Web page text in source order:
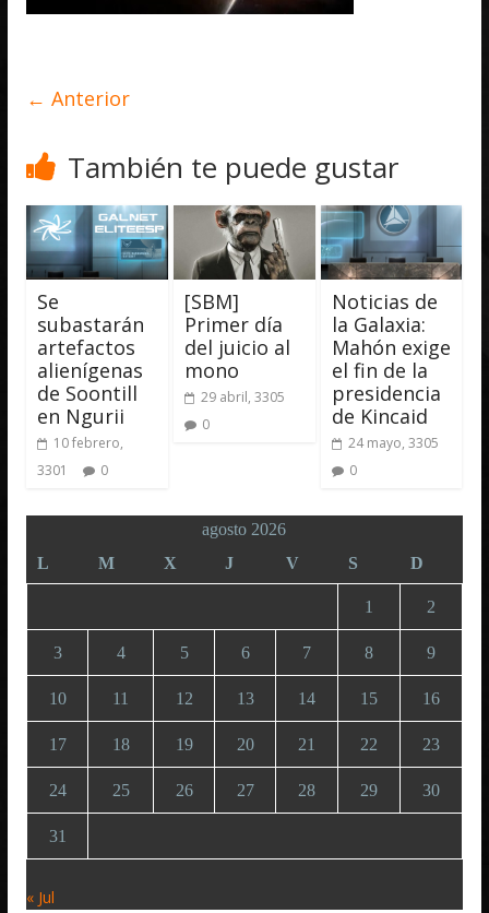
← Anterior
También te puede gustar
Se
subastarán
artefactos
alienígenas
de Soontill
en Ngurii
10 febrero,
3301
0
[SBM]
Primer día
del juicio al
mono
29 abril, 3305
0
Noticias de
la Galaxia:
Mahón exige
el fin de la
presidencia
de Kincaid
24 mayo, 3305
0
agosto 2026
L
M X J V S D
1 2
3 4 5 6 7 8 9
10 11 12 13 14 15 16
17 18 19 20 21 22 23
24 25 26 27 28 29 30
31
« Jul